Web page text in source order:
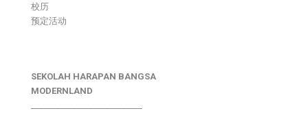
校历
预定活动
SEKOLAH HARAPAN BANGSA
MODERNLAND